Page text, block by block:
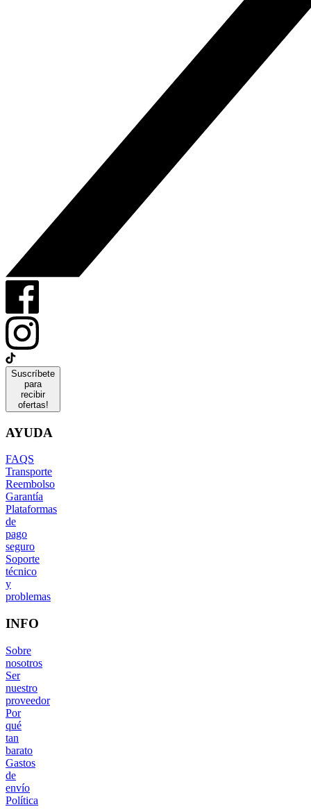
Suscríbete
para
recibir
ofertas!
AYUDA
FAQS
Transporte
Reembolso
Garantía
Plataformas
de
pago
seguro
Soporte
técnico
y
problemas
INFO
Sobre
nosotros
Ser
nuestro
proveedor
Por
qué
tan
barato
Gastos
de
envío
Política